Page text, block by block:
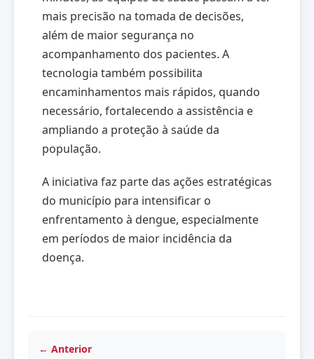
mais precisão na tomada de decisões,
além de maior segurança no
acompanhamento dos pacientes. A
tecnologia também possibilita
encaminhamentos mais rápidos, quando
necessário, fortalecendo a assistência e
ampliando a proteção à saúde da
população.
A iniciativa faz parte das ações estratégicas
do município para intensificar o
enfrentamento à dengue, especialmente
em períodos de maior incidência da
doença.
← Anterior